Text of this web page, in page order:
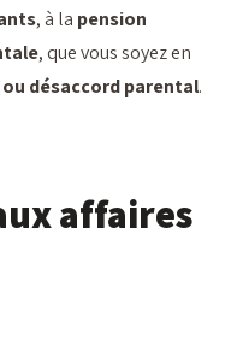
, à la pension
, que vous soyez en
ou désaccord parental.
affaires